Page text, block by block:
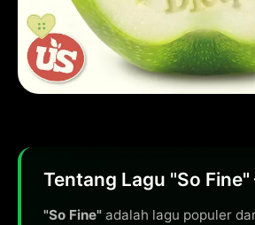
Tentang Lagu "So Fine"
"So Fine" adalah lagu populer